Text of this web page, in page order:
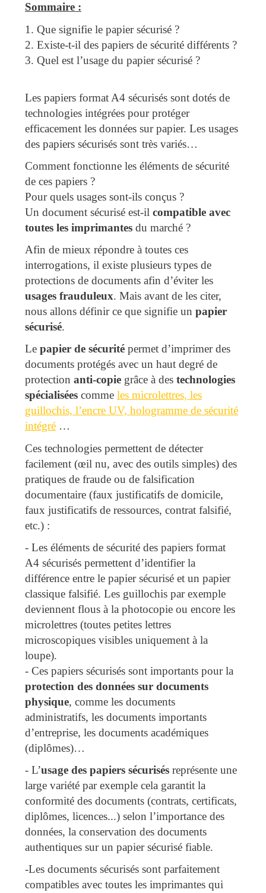
Sommaire :
1. Que signifie le papier sécurisé ?
2. Existe-t-il des papiers de sécurité différents ?
3. Quel est l’usage du papier sécurisé ?
Les papiers format A4 sécurisés sont dotés de
technologies intégrées pour protéger
efficacement les données sur papier. Les usages
des papiers sécurisés sont très variés…
Comment fonctionne les éléments de sécurité
de ces papiers ?
Pour quels usages sont-ils conçus ?
Un document sécurisé est-il compatible avec
toutes les imprimantes du marché ?
Afin de mieux répondre à toutes ces
interrogations, il existe plusieurs types de
protections de documents afin d’éviter les
usages frauduleux. Mais avant de les citer,
nous allons définir ce que signifie un papier
sécurisé.
Le papier de sécurité permet d’imprimer des
documents protégés avec un haut degré de
protection anti-copie grâce à des technologies
spécialisées comme les microlettres, les
guillochis, l’encre UV, hologramme de sécurité
intégré …
Ces technologies permettent de détecter
facilement (œil nu, avec des outils simples) des
pratiques de fraude ou de falsification
documentaire (faux justificatifs de domicile,
faux justificatifs de ressources, contrat falsifié,
etc.) :
- Les éléments de sécurité des papiers format
A4 sécurisés permettent d’identifier la
différence entre le papier sécurisé et un papier
classique falsifié. Les guillochis par exemple
deviennent flous à la photocopie ou encore les
microlettres (toutes petites lettres
microscopiques visibles uniquement à la
loupe).
- Ces papiers sécurisés sont importants pour la
protection des données sur documents
physique, comme les documents
administratifs, les documents importants
d’entreprise, les documents académiques
(diplômes)…
- L’usage des papiers sécurisés représente une
large variété par exemple cela garantit la
conformité des documents (contrats, certificats,
diplômes, licences...) selon l’importance des
données, la conservation des documents
authentiques sur un papier sécurisé fiable.
-Les documents sécurisés sont parfaitement
compatibles avec toutes les imprimantes qui